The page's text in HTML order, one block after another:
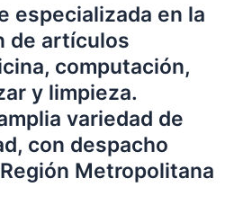
especializada en la
de artículos
computación,
y limpieza.
variedad de
con despacho
Metropolitana